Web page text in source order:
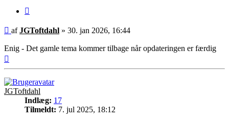
Indlæg
afJGToftdahl » 30. jan 2026, 16:44
Enig - Det gamle tema kommer tilbage når opdateringen er færdig
JGToftdahl
Indlæg: 17
Tilmeldt: 7. jul 2025, 18:12